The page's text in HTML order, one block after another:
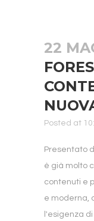
22
Posted at
Presentato
è già molto
contenuti e
e moderna,
l'esigenza